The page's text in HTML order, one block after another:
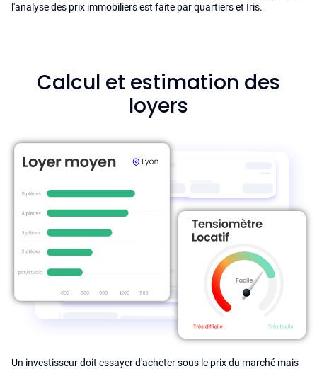
l'analyse des prix immobiliers est faite par quartiers et Iris.
Calcul et estimation des
loyers
Un investisseur doit essayer d'acheter sous le prix du marché mais